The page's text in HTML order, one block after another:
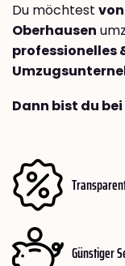
Du möchtest
Oberhausen
professionelles
Dann bist du
Günstiger